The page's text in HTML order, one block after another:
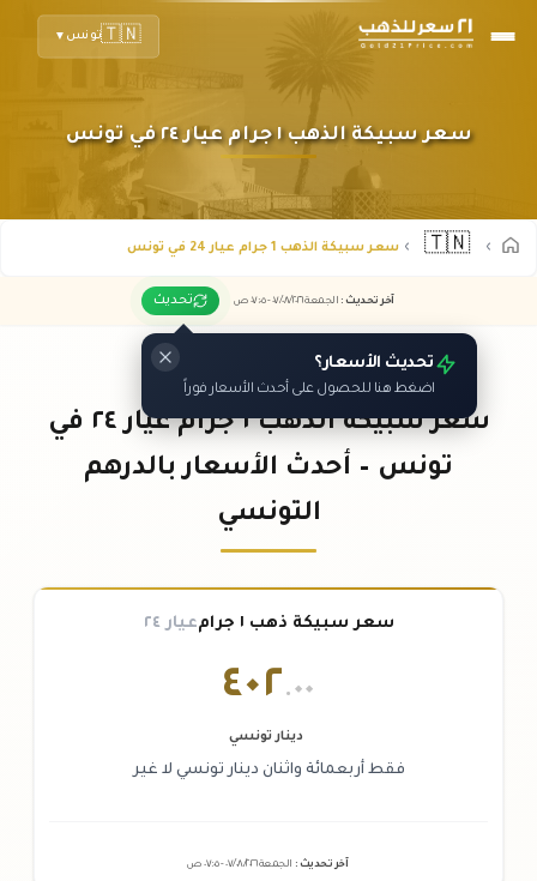
🇹🇳تونس ▼
سعر سبيكة الذهب ١ جرام عيار ٢٤ في تونس
🇹🇳 سعر سبيكة الذهب 1 جرام عيار 24 في تونس
آخر تحديث : الجمعة ٠٧ /٠٨/٢٠٢٦ - ٠٧:٠٥ ص تحديث
تحديث الأسعار؟
اضغط هنا للحصول على أحدث الأسعار فوراً
سعر سبيكة الذهب ١ جرام عيار ٢٤ في
تونس – أحدث الأسعار بالدرهم
التونسي
سعر سبيكة ذهب ١ جرام عيار ٢٤
٤٠٢.٠٠
دينار تونسي
فقط أربعمائة واثنان دينار تونسي لا غير
آخر تحديث : الجمعة ٠٧ /٠٨/٢٠٢٦ - ٠٧:٠٥ ص